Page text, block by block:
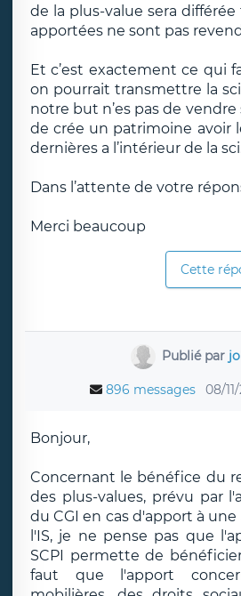
de la plus-value sera
apportées ne sont pas
Et c’est exactement ce qui
on pourrait transmettre la
notre but n’es pas de vendre
de crée un patrimoine avoir
dernières a l’intérieur de la
Dans l’attente de votre
Merci beaucoup
Cette
Publié par
896 messages 08/
Bonjour,
Concernant le bénéfice du
des plus-values, prévu par
du CGI en cas d'apport à
l'IS, je ne pense pas que
SCPI permette de
faut que l'apport